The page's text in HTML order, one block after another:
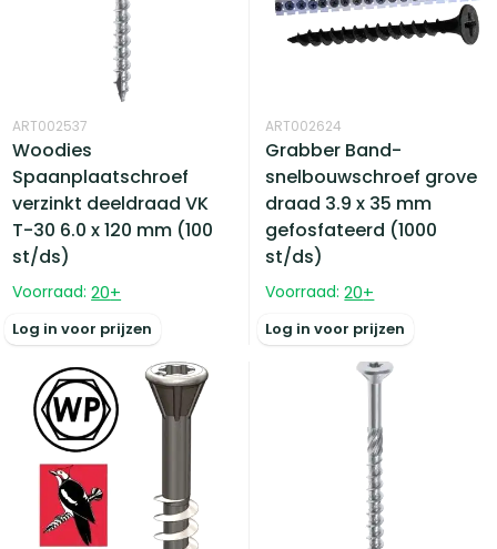
ART002537
Woodies
Spaanplaatschroef
verzinkt deeldraad VK
T-30 6.0 x 120 mm (100
st/ds)
Voorraad: 20+
Log in voor prijzen
ART002624
Grabber Band-
snelbouwschroef grove
draad 3.9 x 35 mm
gefosfateerd (1000
st/ds)
Voorraad: 20+
Log in voor prijzen